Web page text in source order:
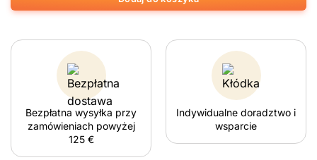
Bezpłatna wysyłka przy
zamówieniach powyżej
125 €
Indywidualne doradztwo i
wsparcie